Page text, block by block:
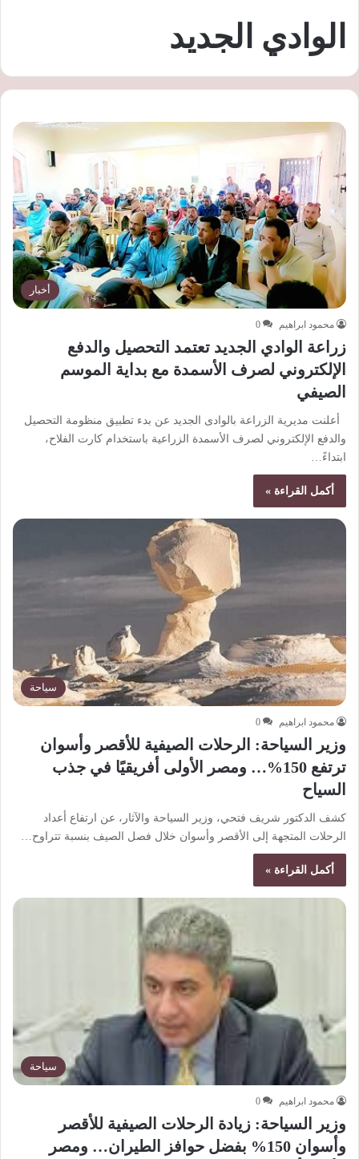
الوادي الجديد
أخبار
محمود ابراهيم 0
زراعة الوادي الجديد تعتمد التحصيل والدفع
الإلكتروني لصرف الأسمدة مع بداية الموسم
الصيفي
أعلنت مديرية الزراعة بالوادى الجديد عن بدء تطبيق منظومة التحصيل
والدفع الإلكتروني لصرف الأسمدة الزراعية باستخدام كارت الفلاح،
ابتداءً…
أكمل القراءة »
سياحة
محمود ابراهيم 0
وزير السياحة: الرحلات الصيفية للأقصر وأسوان
ترتفع 150%… ومصر الأولى أفريقيًا في جذب
السياح
كشف الدكتور شريف فتحي، وزير السياحة والآثار، عن ارتفاع أعداد
الرحلات المتجهة إلى الأقصر وأسوان خلال فصل الصيف بنسبة تتراوح…
أكمل القراءة »
سياحة
محمود ابراهيم 0
وزير السياحة: زيادة الرحلات الصيفية للأقصر
وأسوان 150% بفضل حوافز الطيران… ومصر